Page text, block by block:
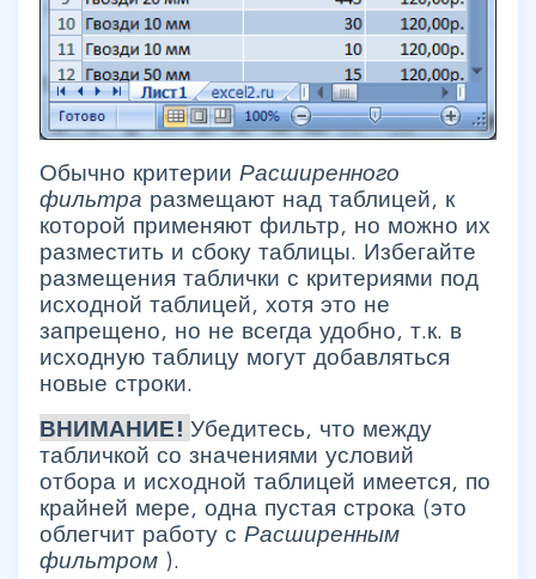
Обычно критерии Расширенного
фильтра размещают над таблицей, к
которой применяют фильтр, но можно их
разместить и сбоку таблицы. Избегайте
размещения таблички с критериями под
исходной таблицей, хотя это не
запрещено, но не всегда удобно, т.к. в
исходную таблицу могут добавляться
новые строки.
ВНИМАНИЕ! Убедитесь, что между
табличкой со значениями условий
отбора и исходной таблицей имеется, по
крайней мере, одна пустая строка (это
облегчит работу с Расширенным
фильтром ).